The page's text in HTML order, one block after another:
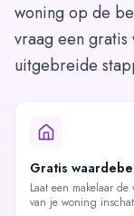
woning op de
vraag een
uitgebreide
Gratis
Laat een makelaar de
van je woning